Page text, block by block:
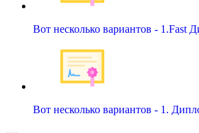
Вот несколько вариантов - 1.Fast
Вот несколько вариантов - 1.